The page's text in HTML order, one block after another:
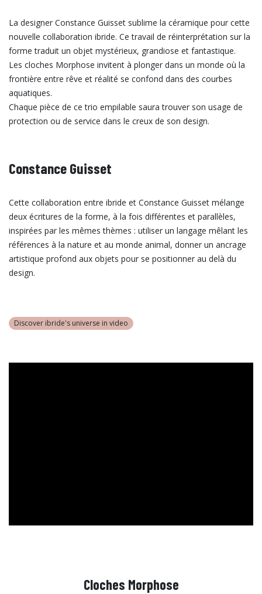
La designer Constance Guisset sublime la céramique pour cette
nouvelle collaboration ibride. Ce travail de réinterprétation sur la
forme traduit un objet mystérieux, grandiose et fantastique.
Les cloches Morphose invitent à plonger dans un monde où la
frontière entre rêve et réalité se confond dans des courbes
aquatiques.
Chaque pièce de ce trio empilable saura trouver son usage de
protection ou de service dans le creux de son design.
Constance Guisset
Cette collaboration entre ibride et Constance Guisset mélange
deux écritures de la forme, à la fois différentes et parallèles,
inspirées par les mêmes thèmes : utiliser un langage mêlant les
références à la nature et au monde animal, donner un ancrage
artistique profond aux objets pour se positionner au delà du
design.
Discover ibride's universe in video
Cloches Morphose